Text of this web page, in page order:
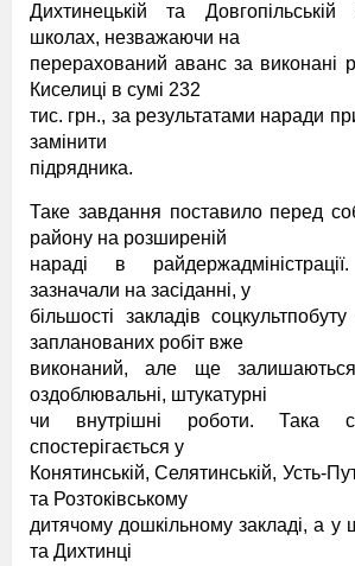
Дихтинецькій та Довгопільській
школах, незважаючи на
перерахований аванс за виконані
Киселиці в сумі 232
тис. грн., за результатами наради
замінити
підрядника.
Таке завдання поставило перед
району на розширеній
нараді в
зазначали на засіданні, у
більшості закладів
запланованих робіт вже
виконаний, але ще залишаються
оздоблювальні, штукатурні
чи внутрішні роботи. Така
спостерігається у
Конятинській, Селятинській, Усть-
та Розтоківському
дитячому дошкільному закладі, а у
та Дихтинці